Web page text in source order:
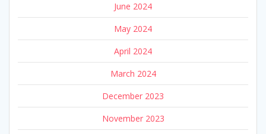
June 2024
May 2024
April 2024
March 2024
December 2023
November 2023